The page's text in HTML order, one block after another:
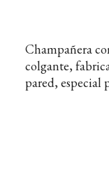
Champañera
colgante,
pared, especial